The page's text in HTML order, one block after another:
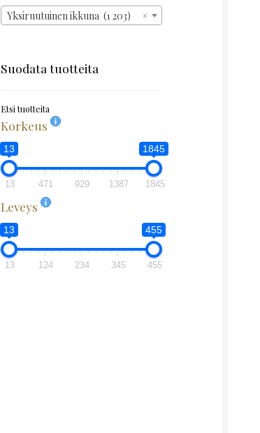
×
Yksiruutuinen ikkuna (1 203)
Suodata tuotteita
Etsi tuotteita
Korkeus
13 1845
13 471 929 1387 1845
Leveys
13 455
13 124 234 345 455